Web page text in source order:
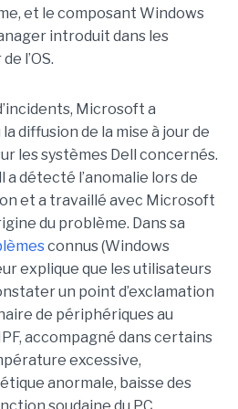
et le composant Windows
introduit dans les
l’OS.
Microsoft a
diffusion de la mise à jour de
les systèmes Dell concernés.
a détecté l’anomalie lors de
et a travaillé avec Microsoft
du problème. Dans sa
connus (Windows
explique que les utilisateurs
un point d’exclamation
de périphériques au
accompagné dans certains
excessive,
anormale, baisse des